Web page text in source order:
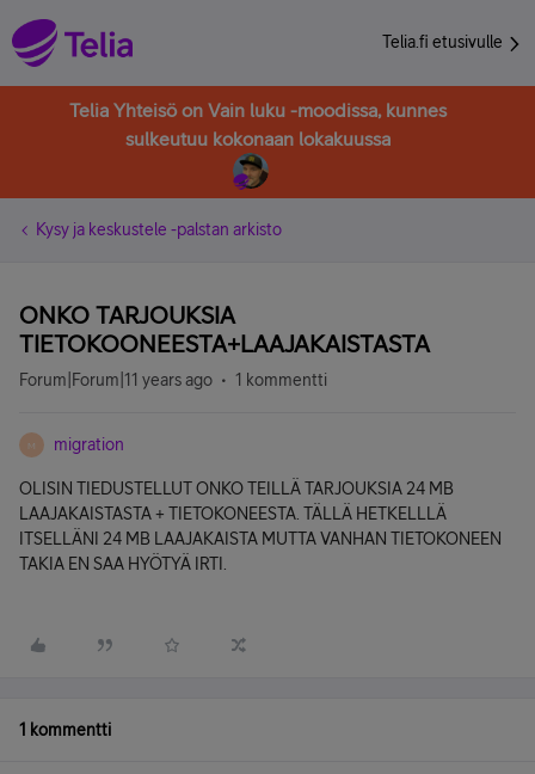
Telia.fi etusivulle
Telia Yhteisö on Vain luku -moodissa, kunnes
sulkeutuu kokonaan lokakuussa
Kysy ja keskustele -palstan arkisto
ONKO TARJOUKSIA
TIETOKOONEESTA+LAAJAKAISTASTA
Forum|Forum|11 years ago 1 kommentti
M migration
OLISIN TIEDUSTELLUT ONKO TEILLÄ TARJOUKSIA 24 MB
LAAJAKAISTASTA + TIETOKONEESTA. TÄLLÄ HETKELLLÄ
ITSELLÄNI 24 MB LAAJAKAISTA MUTTA VANHAN TIETOKONEEN
TAKIA EN SAA HYÖTYÄ IRTI.
1 kommentti